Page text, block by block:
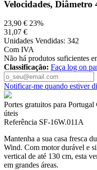
Velocidades, Diâmetro
23,90 € 23%
31,07 €
Unidades Vendidas: 342
Com IVA
Não há produtos suficientes
Classificação: Faça log on
Notificar-me quando estiver
Portes gratuitos para Portugal
úteis
Referência SF-16W.011A
Mantenha a sua casa fresca
Wind. Com motor durável e
vertical de até 130 cm, esta
em grandes áreas.